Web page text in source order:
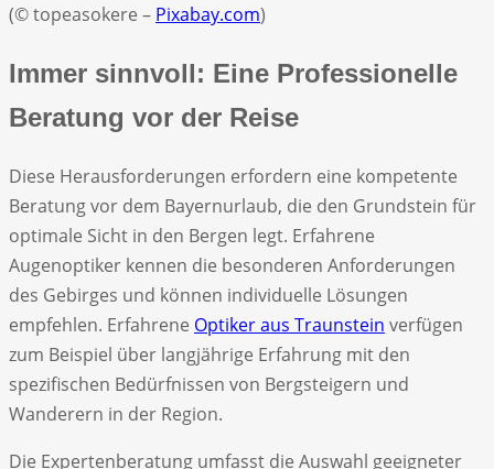
(© topeasokere – Pixabay.com)
Immer sinnvoll: Eine Professionelle
Beratung vor der Reise
Diese Herausforderungen erfordern eine kompetente
Beratung vor dem Bayernurlaub, die den Grundstein für
optimale Sicht in den Bergen legt. Erfahrene
Augenoptiker kennen die besonderen Anforderungen
des Gebirges und können individuelle Lösungen
empfehlen. Erfahrene Optiker aus Traunstein verfügen
zum Beispiel über langjährige Erfahrung mit den
spezifischen Bedürfnissen von Bergsteigern und
Wanderern in der Region.
Die Expertenberatung umfasst die Auswahl geeigneter